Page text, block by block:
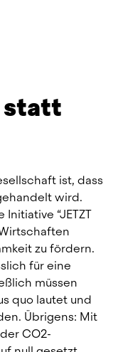
statt
ist, dass
wird.
“JETZT
zu fördern.
für eine
müssen
quo lautet und
Übrigens: Mit
CO2-